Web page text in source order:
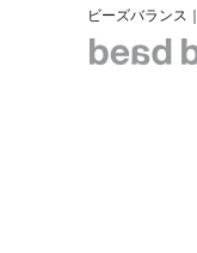
ビーズバランス